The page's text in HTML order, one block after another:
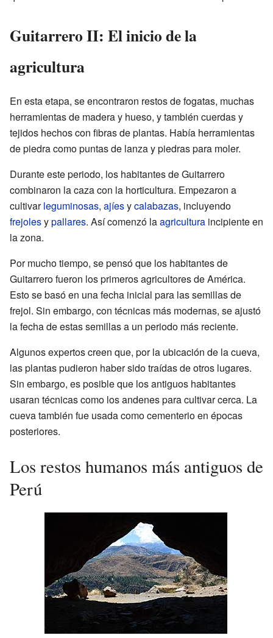
Guitarrero II: El inicio de la
agricultura
En esta etapa, se encontraron restos de fogatas, muchas
herramientas de madera y hueso, y también cuerdas y
tejidos hechos con fibras de plantas. Había herramientas
de piedra como puntas de lanza y piedras para moler.
Durante este periodo, los habitantes de Guitarrero
combinaron la caza con la horticultura. Empezaron a
cultivarleguminosas, ajíesycalabazas, incluyendo
frejolesypallares. Así comenzó laagricultura incipiente en
la zona.
Por mucho tiempo, se pensó que los habitantes de
Guitarrero fueron los primeros agricultores de América.
Esto se basó en una fecha inicial para las semillas de
frejol. Sin embargo, con técnicas más modernas, se ajustó
la fecha de estas semillas a un periodo más reciente.
Algunos expertos creen que, por la ubicación de la cueva,
las plantas pudieron haber sido traídas de otros lugares.
Sin embargo, es posible que los antiguos habitantes
usaran técnicas como los andenes para cultivar cerca. La
cueva también fue usada como cementerio en épocas
posteriores.
Los restos humanos más antiguos de
Perú